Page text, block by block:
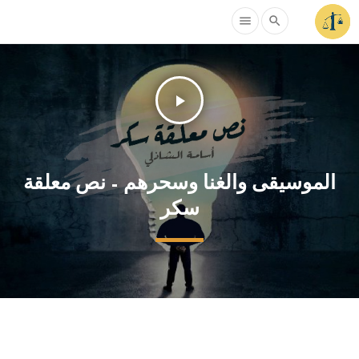
search
menu
play_arrow
الموسيقى والغنا وسحرهم – نص معلقة
سكر